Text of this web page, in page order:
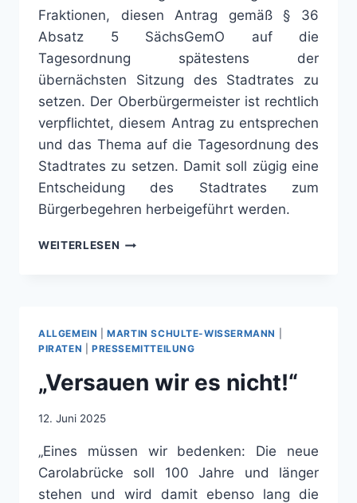
Fraktionen, diesen Antrag gemäß § 36
Absatz 5 SächsGemO auf die
Tagesordnung spätestens der
übernächsten Sitzung des Stadtrates zu
setzen. Der Oberbürgermeister ist rechtlich
verpflichtet, diesem Antrag zu entsprechen
und das Thema auf die Tagesordnung des
Stadtrates zu setzen. Damit soll zügig eine
Entscheidung des Stadtrates zum
Bürgerbegehren herbeigeführt werden.
WEITERLESEN DRESDNER
OB
BRINGEN
MEHRERE
BESCHLEUNIGUNG
EIN
ALLGEMEIN |MARTIN SCHULTE-WISSERMANN
PIRATEN
PRESSEMITTEILUNG
„Versauen wir es nicht!“
12. Juni 2025
„Eines müssen wir bedenken: Die neue
Carolabrücke soll 100 Jahre und länger
stehen und wird damit ebenso lang die